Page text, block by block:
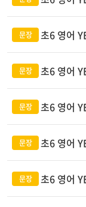
초6 영어
초6 영어
초6 영어
초6 영어
초6 영어